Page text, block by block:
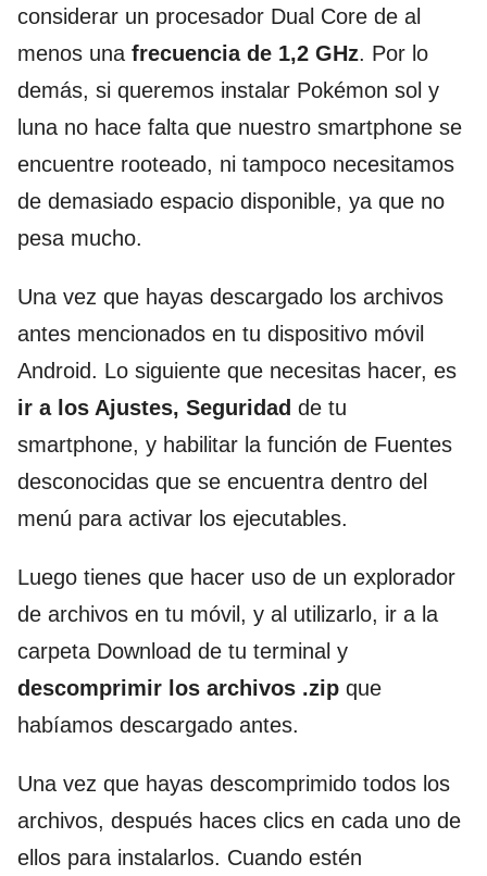
considerar un procesador Dual Core de al
menos una frecuencia de 1,2 GHz. Por lo
demás, si queremos instalar Pokémon sol y
luna no hace falta que nuestro smartphone se
encuentre rooteado, ni tampoco necesitamos
de demasiado espacio disponible, ya que no
pesa mucho.
Una vez que hayas descargado los archivos
antes mencionados en tu dispositivo móvil
Android. Lo siguiente que necesitas hacer, es
ir a los Ajustes, Seguridad de tu
smartphone, y habilitar la función de Fuentes
desconocidas que se encuentra dentro del
menú para activar los ejecutables.
Luego tienes que hacer uso de un explorador
de archivos en tu móvil, y al utilizarlo, ir a la
carpeta Download de tu terminal y
descomprimir los archivos .zip que
habíamos descargado antes.
Una vez que hayas descomprimido todos los
archivos, después haces clics en cada uno de
ellos para instalarlos. Cuando estén